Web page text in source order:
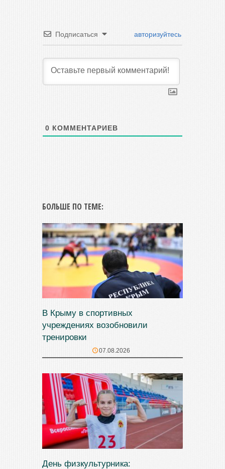
Подписаться авторизуйтесь
0 КОММЕНТАРИЕВ
БОЛЬШЕ ПО ТЕМЕ:
В Крыму в спортивных
учреждениях возобновили
тренировки
07.08.2026
День физкультурника: